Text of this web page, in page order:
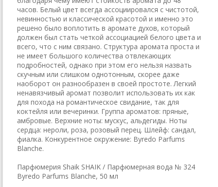
часов. Белый цвет всегда ассоциировался с чистотой,
невинностью и классической красотой и именно это
решено было воплотить в аромате духов, который
должен был стать четкой ассоциацией белого цвета и
всего, что с ним связано. Структура аромата проста и
не имеет большого количества отвлекающих
подробностей, однако при этом его нельзя назвать
скучным или слишком однотонным, скорее даже
наоборот он разнообразен в своей простоте. Легкий
ненавязчивый аромат позволит использовать их как
для похода на романтическое свидание, так для
коктейля или вечеринки. Группа ароматов: пряные,
амбровые. Верхние ноты: мускус, альдегиды. Ноты
сердца: нероли, роза, розовый перец. Шлейф: сандал,
фиалка. Конкурентное окружение: Byredo Parfums
Blanche.
Парфюмерия Shaik SHAIK / Парфюмерная вода № 324
Byredo Parfums Blanche, 50 мл